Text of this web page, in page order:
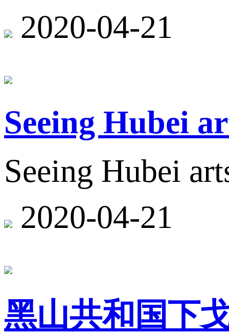
2020-04-21
Seeing Hubei
Seeing Hubei
2020-04-21
黑山共和国下